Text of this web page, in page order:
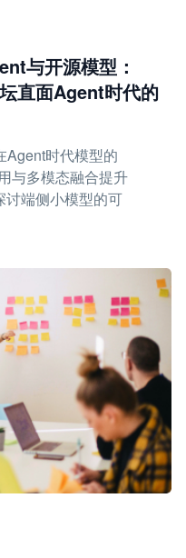
与开源模型：
直面Agent时代的
Agent时代模型的
与多模态融合提升
讨端侧小模型的可